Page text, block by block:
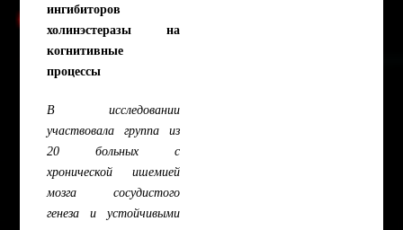
ингибиторов
холинэстеразы на
когнитивные
процессы
В исследовании
участвовала группа из
20 больных с
хронической ишемией
мозга сосудистого
генеза и устойчивыми